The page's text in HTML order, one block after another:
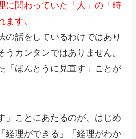
に関わっていた「人」の「時
ます。
の話をしているわけではあり
うカンタンではありません。
「ほんとうに見直す」ことが
」ことにあたるのが、はじめ
経理ができる」「経理がわか